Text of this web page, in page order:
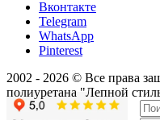
Вконтакте
Telegram
WhatsApp
Pinterest
2002 - 2026 © Все права
полиуретана "Лепной